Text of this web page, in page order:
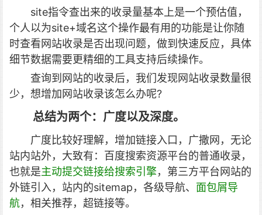
site指令查出来的收录量基本上是一个预估值，
个人以为site+域名这个操作最有用的功能是让你随
时查看网站收录是否出现问题，做到快速反应，具体
细节数据需要更精细的工具支持后续操作。
查询到网站的收录后，我们发现网站收录数量很
少，想增加网站收录该怎么办呢?
总结为两个：广度以及深度。
广度比较好理解，增加链接入口，广撒网，无论
站内站外，大致有：百度搜索资源平台的普通收录，
也就是主动提交链接给搜索引擎，第三方平台网站的
外链引入，站内的sitemap，各级导航、 面包屑导
航，相关推荐，超链接等。